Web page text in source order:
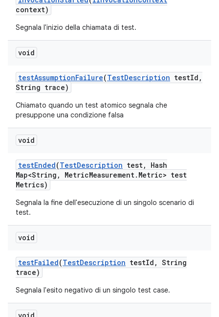
context)
Segnala l'inizio della chiamata di test.
void
testAssumptionFailure(TestDescription testId ,
String trace)
Chiamato quando un test atomico segnala che
presuppone una condizione falsa
void
testEnded(TestDescription test,
Hash
Map<String , MetricMeasurement. Metric> test
Metrics)
Segnala la fine dell'esecuzione di un singolo scenario di
test.
void
testFailed(TestDescription testId , String
trace)
Segnala l'esito negativo di un singolo test case.